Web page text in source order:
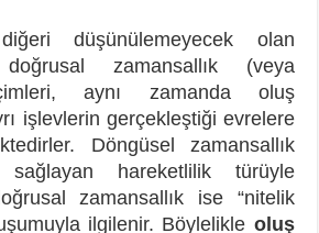
düşünülemeyecek olan
zamansallık (veya
aynı zamanda oluş
işlevlerin gerçekleştiği evrelere
Döngüsel zamansallık
sağlayan hareketlilik türüyle
zamansallık ise “nitelik
ilgilenir. Böylelikle oluş